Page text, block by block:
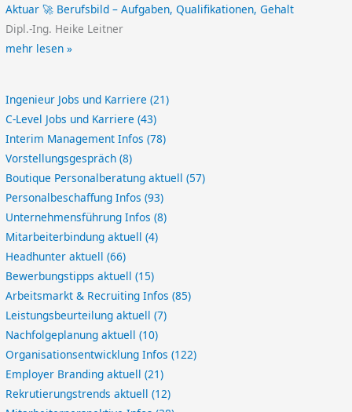
Aktuar 🚀 Berufsbild – Aufgaben, Qualifikationen, Gehalt
Dipl.-Ing. Heike Leitner
mehr lesen »
Ingenieur Jobs und Karriere(21)
C-Level Jobs und Karriere(43)
Interim Management Infos(78)
Vorstellungsgespräch(8)
Boutique Personalberatung aktuell(57)
Personalbeschaffung Infos(93)
Unternehmensführung Infos(8)
Mitarbeiterbindung aktuell(4)
Headhunter aktuell(66)
Bewerbungstipps aktuell(15)
Arbeitsmarkt & Recruiting Infos(85)
Leistungsbeurteilung aktuell(7)
Nachfolgeplanung aktuell(10)
Organisationsentwicklung Infos(122)
Employer Branding aktuell(21)
Rekrutierungstrends aktuell(12)